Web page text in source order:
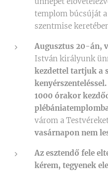
templom búcsúját
szentmise
Augusztus 20-án,
István királyunk
kezdettel tartjuk a
1000 órakor
várom a
vasárnapon nem
Az esztendő fele
kérem, tegyenek